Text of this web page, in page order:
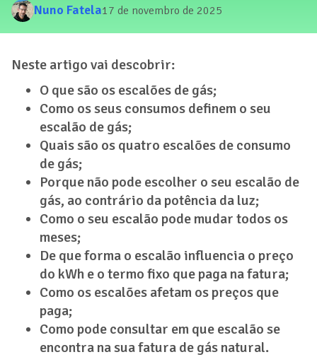
Nuno Fatela17 de novembro de 2025
Neste artigo vai descobrir:
O que são os escalões de gás;
Como os seus consumos definem o seu
escalão de gás;
Quais são os quatro escalões de consumo
de gás;
Porque não pode escolher o seu escalão de
gás, ao contrário da potência da luz;
Como o seu escalão pode mudar todos os
meses;
De que forma o escalão influencia o preço
do kWh e o termo fixo que paga na fatura;
Como os escalões afetam os preços que
paga;
Como pode consultar em que escalão se
encontra na sua fatura de gás natural.